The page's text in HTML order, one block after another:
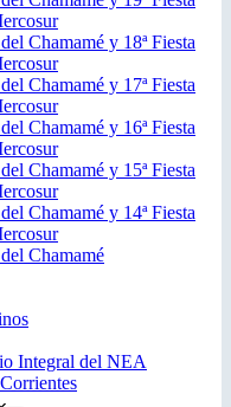
Chamamé y 18ª Fiesta
Chamamé y 17ª Fiesta
Chamamé y 16ª Fiesta
Chamamé y 15ª Fiesta
Chamamé y 14ª Fiesta
Chamamé
Integral del NEA